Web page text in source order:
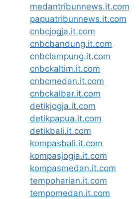
medantribunnews.it.com
papuatribunnews.it.com
cnbcjogja.it.com
cnbcbandung.it.com
cnbclampung.it.com
cnbckaltim.it.com
cnbcmedan.it.com
cnbckalbar.it.com
detikjogja.it.com
detikpapua.it.com
detikbali.it.com
kompasbali.it.com
kompasjogja.it.com
kompasmedan.it.com
tempoharian.it.com
tempomedan.it.com